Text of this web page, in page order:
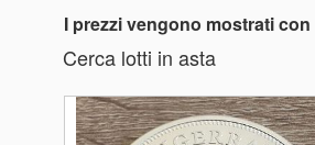
I prezzi vengono mostrati con
Cerca lotti in asta